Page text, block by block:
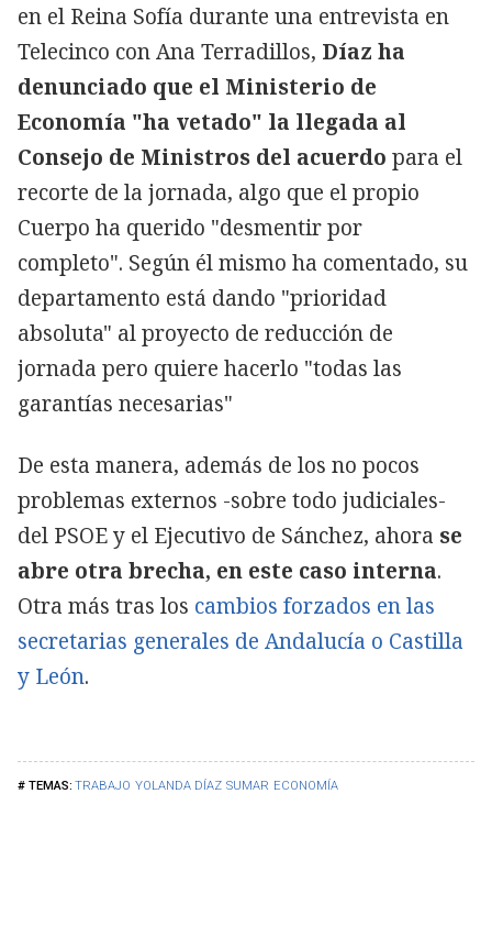
TRABAJO YOLANDA DÍAZ SUMAR ECONOMÍA
en el Reina Sofía durante una entrevista en
Telecinco con Ana Terradillos, Díaz ha
denunciado que el Ministerio de
Economía "ha vetado" la llegada al
Consejo de Ministros del acuerdo para el
recorte de la jornada, algo que el propio
Cuerpo ha querido "desmentir por
completo". Según él mismo ha comentado, su
departamento está dando "prioridad
absoluta" al proyecto de reducción de
jornada pero quiere hacerlo "todas las
garantías necesarias"
De esta manera, además de los no pocos
problemas externos -sobre todo judiciales-
del PSOE y el Ejecutivo de Sánchez, ahora se
abre otra brecha, en este caso interna.
Otra más tras los cambios forzados en las
secretarias generales de Andalucía o Castilla
y León.